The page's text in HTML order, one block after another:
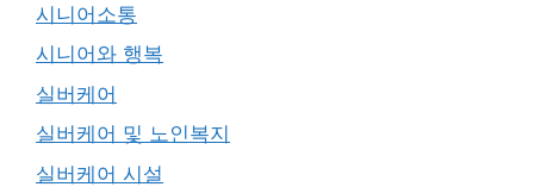
시니어소통
시니어와 행복
실버케어
실버케어 및 노인복지
실버케어 시설